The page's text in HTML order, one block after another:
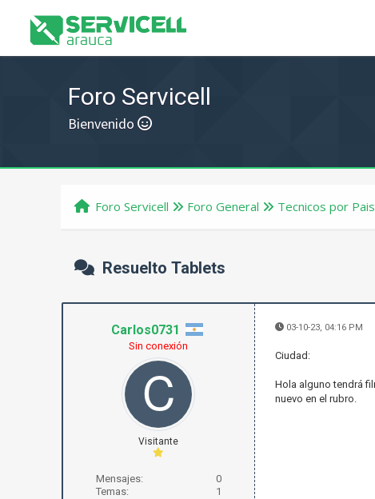
Foro Servicell
Bienvenido
Foro Servicell Foro General Tecnicos por
Resuelto Tablets
Carlos0731
Sin conexión
Visitante
Mensajes:
0
Temas:
1
03-10-23, 04:16 PM
Ciudad:
Hola alguno tendrá
nuevo en el rubro.